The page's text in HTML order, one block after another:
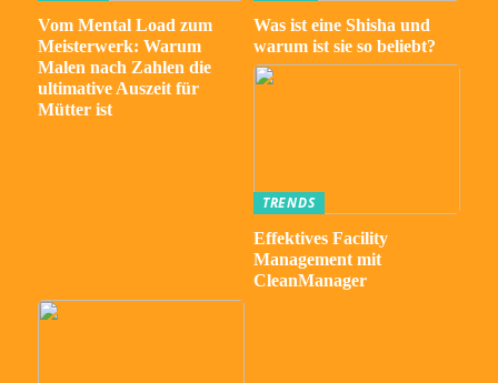
Vom Mental Load zum
Meisterwerk: Warum
Malen nach Zahlen die
ultimative Auszeit für
Mütter ist
Was ist eine Shisha und
warum ist sie so beliebt?
TRENDS
Effektives Facility
Management mit
CleanManager